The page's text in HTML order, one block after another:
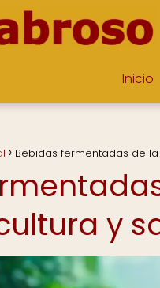
Inicio
Bebidas fermentadas de
y